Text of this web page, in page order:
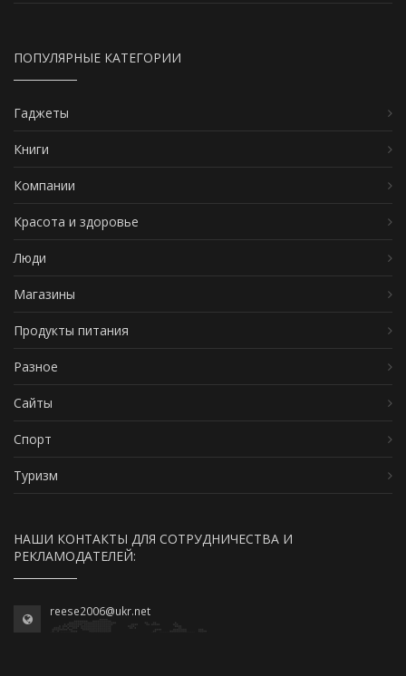
ПОПУЛЯРНЫЕ КАТЕГОРИИ
Гаджеты
Книги
Компании
Красота и здоровье
Люди
Магазины
Продукты питания
Разное
Сайты
Спорт
Туризм
НАШИ КОНТАКТЫ ДЛЯ СОТРУДНИЧЕСТВА И
РЕКЛАМОДАТЕЛЕЙ:
reese2006@ukr.net